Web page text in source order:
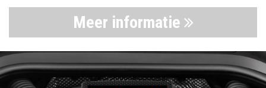
Meer informatie